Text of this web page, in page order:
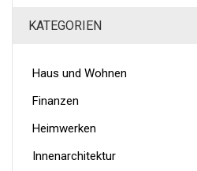
KATEGORIEN
Haus und Wohnen
Finanzen
Heimwerken
Innenarchitektur